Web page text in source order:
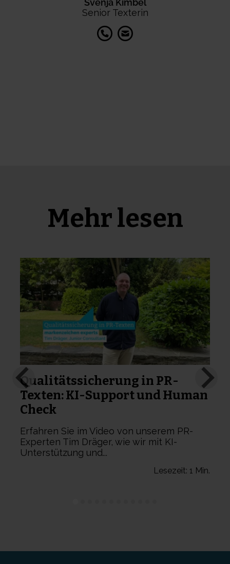
Svenja Kimbel
Senior Texterin
Mehr lesen
Qualitätssicherung in PR-
Texten: KI-Support und Human
Check
Erfahren Sie im Video von unserem PR-
Experten Tim Dräger, wie wir mit KI-
Unterstützung und...
Lesezeit: 1 Min.